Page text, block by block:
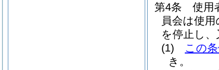
第4条
使用
員会は使
を停止し
(1)
この
き。